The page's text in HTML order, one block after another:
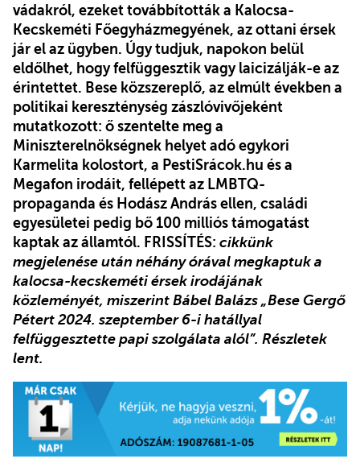
vádakról, ezeket továbbították a Kalocsa-
Kecskeméti Főegyházmegyének, az ottani érsek
jár el az ügyben. Úgy tudjuk, napokon belül
eldőlhet, hogy felfüggesztik vagy laicizálják-e az
érintettet. Bese közszereplő, az elmúlt években a
politikai kereszténység zászlóvivőjeként
mutatkozott: ő szentelte meg a
Miniszterelnökségnek helyet adó egykori
Karmelita kolostort, a PestiSrácok.hu és a
Megafon irodáit, fellépett az LMBTQ-
propaganda és Hodász András ellen, családi
egyesületei pedig bő 100 milliós támogatást
kaptak az államtól. FRISSÍTÉS: cikkünk
megjelenése után néhány órával megkaptuk a
kalocsa-kecskeméti érsek irodájának
közleményét, miszerint Bábel Balázs „Bese Gergő
Pétert 2024. szeptember 6-i hatállyal
felfüggesztette papi szolgálata alól”. Részletek
lent.